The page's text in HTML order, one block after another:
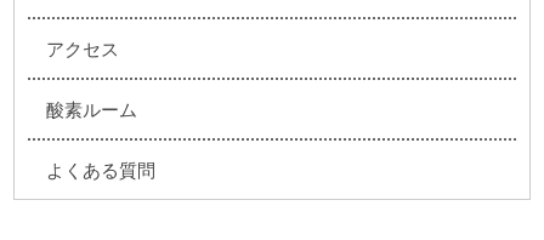
アクセス
酸素ルーム
よくある質問